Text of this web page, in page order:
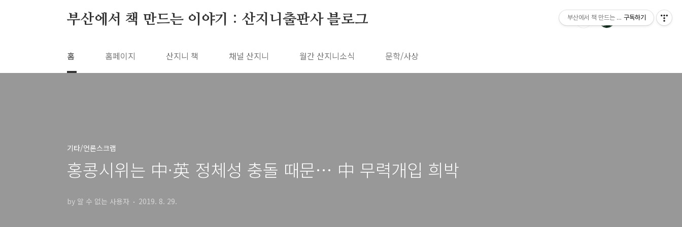
부산에서 책 만드는 이야기 : 산지니출판사 블로그
홈 홈페이지 산지니 책 채널 산지니 월간 산지니소식 문학/사상
기타/언론스크랩
홍콩시위는 中·英 정체성 충돌 때문… 中 무력개입 희박
by 알 수 없는 사용자 2019. 8. 29.
부산에서 책 만드는 이야기 : 산지니출판사 블
구독하기